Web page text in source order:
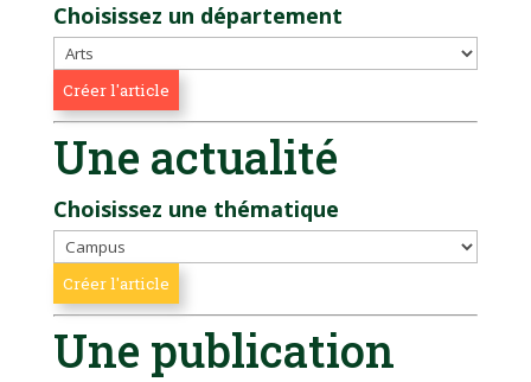
Choisissez un département
Une actualité
Choisissez une thématique
Une publication